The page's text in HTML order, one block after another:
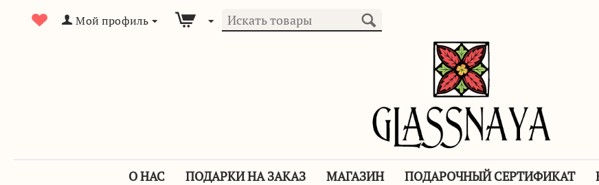
Мой профиль
О НАС ПОДАРКИ НА ЗАКАЗ МАГАЗИН ПОДАРОЧНЫЙ СЕРТИФИКАТ